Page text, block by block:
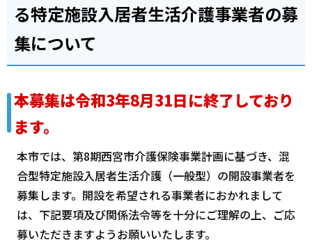
る特定施設入居者生活介護事業者の募
集について
本募集は令和3年8月31日に終了しており
ます。
本市では、第8期西宮市介護保険事業計画に基づき、混
合型特定施設入居者生活介護（一般型）の開設事業者を
募集します。開設を希望される事業者におかれまして
は、下記要項及び関係法令等を十分にご理解の上、ご応
募いただきますようお願いいたします。